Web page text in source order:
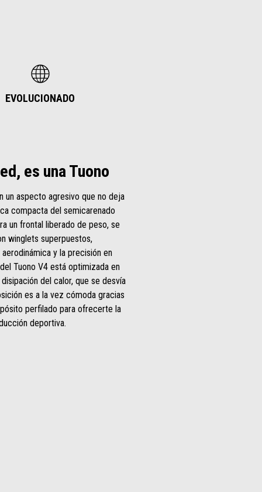
EVOLUCIONADO
es una Tuono
un aspecto agresivo que no deja
compacta del semicarenado
un frontal liberado de peso, se
winglets superpuestos,
y la precisión en
Tuono V4 está optimizada en
del calor, que se desvía
es a la vez cómoda gracias
perfilado para ofrecerte la
deportiva.